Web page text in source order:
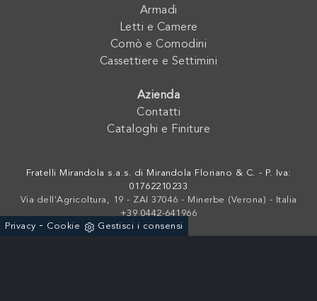
Armadi
Letti e Camere
Comò e Comodini
Cassettiere e Settimini
Azienda
Contatti
Cataloghi e Finiture
Fratelli Mirandola s.a.s. di Mirandola Floriano & C. - P. Iva:
01762210233
Via dell'Agricoltura, 19 - ZAI 37046 - Minerbe (Verona) - Italia
+39 0442-641966
Privacy - Cookie Gestisci i consensi